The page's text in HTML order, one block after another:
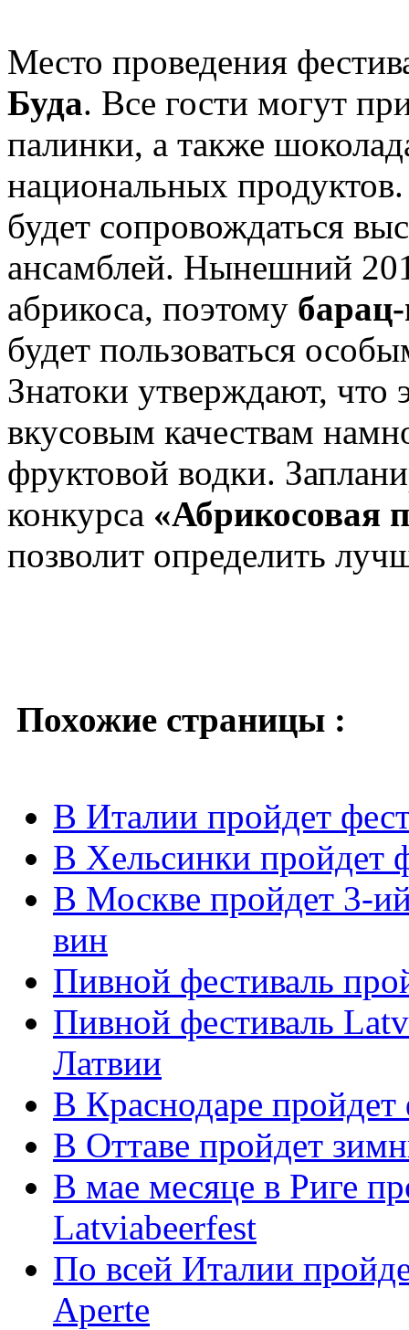
Место проведения
Буда. Все гости могут
палинки, а также
национальных
будет сопровождаться
ансамблей. Нынешний
абрикоса, поэтому
будет пользоваться
Знатоки утверждают, что
вкусовым качествам
фруктовой водки.
конкурса «Абрикосовая
позволит определить
Похожие страницы :
В Италии пройдет
В Хельсинки пройдет
В Москве пройдет 3-
вин
Пивной фестиваль
Пивной фестиваль
Латвии
В Краснодаре
В Оттаве пройдет
В мае месяце в Риге
Latviabeerfest
По всей Италии
Aperte